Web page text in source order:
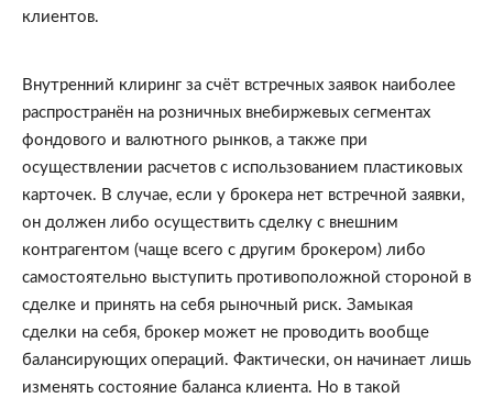
клиентов.
Внутренний клиринг за счёт встречных заявок наиболее
распространён на розничных внебиржевых сегментах
фондового и валютного рынков, а также при
осуществлении расчетов с использованием пластиковых
карточек. В случае, если у брокера нет встречной заявки,
он должен либо осуществить сделку с внешним
контрагентом (чаще всего с другим брокером) либо
самостоятельно выступить противоположной стороной в
сделке и принять на себя рыночный риск. Замыкая
сделки на себя, брокер может не проводить вообще
балансирующих операций. Фактически, он начинает лишь
изменять состояние баланса клиента. Но в такой